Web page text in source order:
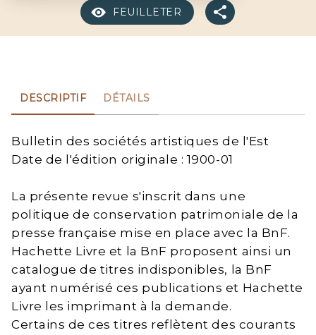
FEUILLETER
DESCRIPTIF DÉTAILS
Bulletin des sociétés artistiques de l'Est
Date de l'édition originale : 1900-01
La présente revue s'inscrit dans une
politique de conservation patrimoniale de la
presse française mise en place avec la BnF.
Hachette Livre et la BnF proposent ainsi un
catalogue de titres indisponibles, la BnF
ayant numérisé ces publications et Hachette
Livre les imprimant à la demande.
Certains de ces titres reflètent des courants